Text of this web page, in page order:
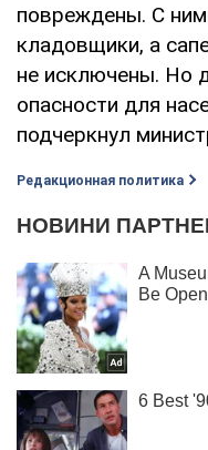
повреждены. С
кладовщики, а
не исключены. Но
опасности для
подчеркнул
Редакционная политика